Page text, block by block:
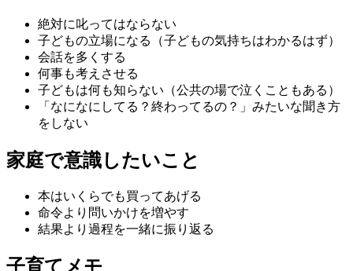
絶対に叱ってはならない
子どもの立場になる（子どもの気持ちはわかるはず）
会話を多くする
何事も考えさせる
子どもは何も知らない（公共の場で泣くこともある）
「なになにしてる？終わってるの？」みたいな聞き方
をしない
家庭で意識したいこと
本はいくらでも買ってあげる
命令より問いかけを増やす
結果より過程を一緒に振り返る
子育てメモ